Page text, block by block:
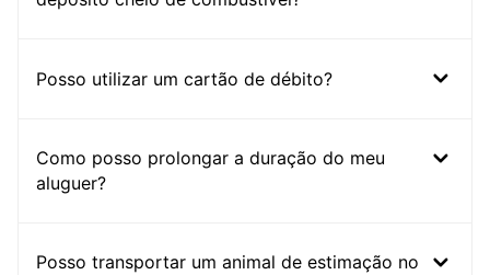
Posso utilizar um cartão de débito?
Como posso prolongar a duração do meu
aluguer?
Posso transportar um animal de estimação no